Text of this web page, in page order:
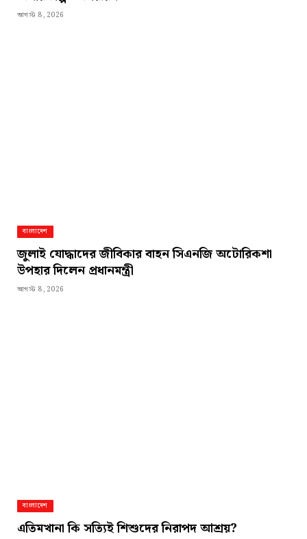
আগস্ট 8, 2026
বাংলাদেশ
জুলাই যোদ্ধাদের জীবিকার বাহন সিএনজি অটোরিকশা
উপহার দিলেন প্রধানমন্ত্রী
আগস্ট 8, 2026
বাংলাদেশ
এতিমখানা কি সত্যিই শিশুদের নিরাপদ আশ্রয়?